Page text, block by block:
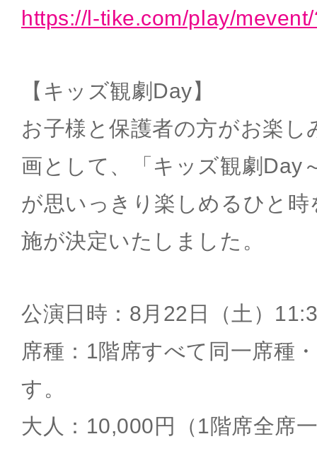
https://l-tike.com/play/
【キッズ観劇Day】
お子様と保護者の方がお楽し
画として、「キッズ観劇Day
が思いっきり楽しめるひと時
施が決定いたしました。
公演日時：8月22日（土）
席種：1階席すべて同一席種
す。
大人：10,000円（1階席全席